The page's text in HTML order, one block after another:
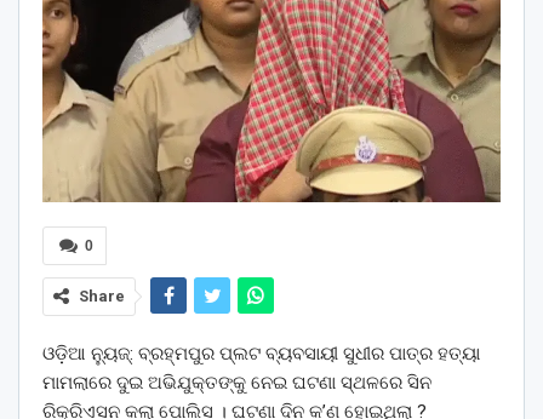
0
Share
ଓଡ଼ିଆ ନ୍ୟୁଜ୍: ବ୍ରହ୍ମପୁର ପ୍ଲଟ ବ୍ୟବସାୟୀ ସୁଧୀର ପାତ୍ର ହତ୍ୟା
ମାମଲାରେ ଦୁଇ ଅଭିଯୁକ୍ତଙ୍କୁ ନେଇ ଘଟଣା ସ୍ଥଳରେ ସିନ
ରିକ୍ରିଏସନ କଲା ପୋଲିସ । ଘଟଣା ଦିନ କ’ଣ ହୋଇଥିଲା ?